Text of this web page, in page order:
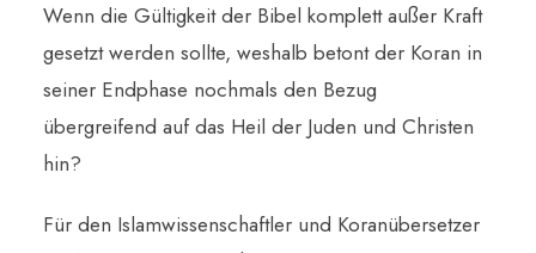
Wenn die Gültigkeit der Bibel komplett außer Kraft
gesetzt werden sollte, weshalb betont der Koran in
seiner Endphase nochmals den Bezug
übergreifend auf das Heil der Juden und Christen
hin?
Für den Islamwissenschaftler und Koranübersetzer